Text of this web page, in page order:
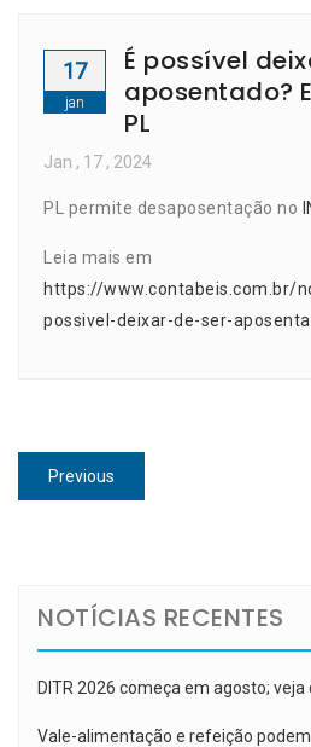
17
jan
É possível
aposentado?
PL
Jan , 17 , 2024
PL permite desaposentação no
Leia mais em
https://www.contabeis.com.br/
possivel-deixar-de-ser-
Navegação
de
Previous
post:
NOTÍCIAS RECENTES
DITR 2026 começa em agosto;
Vale-alimentação e refeição